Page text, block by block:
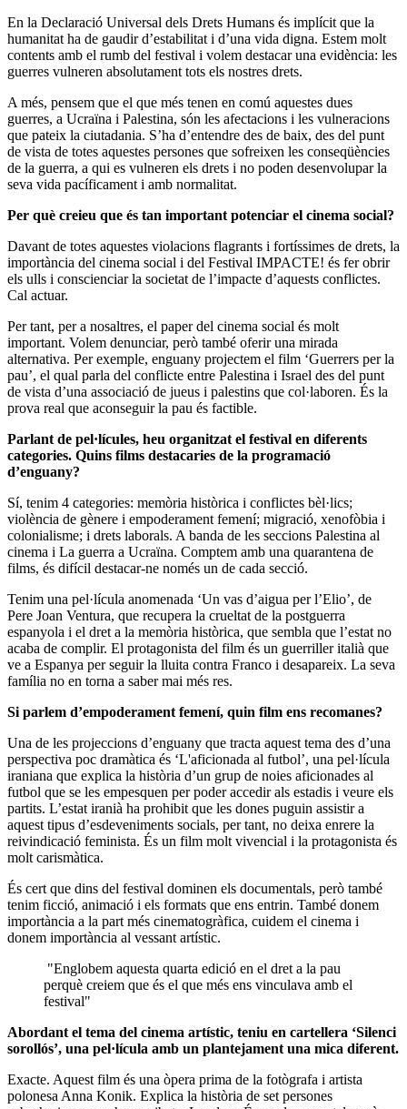
En la Declaració Universal dels Drets Humans és implícit que la
humanitat ha de gaudir d’estabilitat i d’una vida digna. Estem molt
contents amb el rumb del festival i volem destacar una evidència: les
guerres vulneren absolutament tots els nostres drets.
A més, pensem que el que més tenen en comú aquestes dues
guerres, a Ucraïna i Palestina, són les afectacions i les vulneracions
que pateix la ciutadania. S’ha d’entendre des de baix, des del punt
de vista de totes aquestes persones que sofreixen les conseqüències
de la guerra, a qui es vulneren els drets i no poden desenvolupar la
seva vida pacíficament i amb normalitat.
Per què creieu que és tan important potenciar el cinema social?
Davant de totes aquestes violacions flagrants i fortíssimes de drets, la
importància del cinema social i del Festival IMPACTE! és fer obrir
els ulls i conscienciar la societat de l’impacte d’aquests conflictes.
Cal actuar.
Per tant, per a nosaltres, el paper del cinema social és molt
important. Volem denunciar, però també oferir una mirada
alternativa. Per exemple, enguany projectem el film ‘Guerrers per la
pau’, el qual parla del conflicte entre Palestina i Israel des del punt
de vista d’una associació de jueus i palestins que col·laboren. És la
prova real que aconseguir la pau és factible.
Parlant de pel·lícules, heu organitzat el festival en diferents
categories. Quins films destacaries de la programació
d’enguany?
Sí, tenim 4 categories: memòria històrica i conflictes bèl·lics;
violència de gènere i empoderament femení; migració, xenofòbia i
colonialisme; i drets laborals. A banda de les seccions Palestina al
cinema i La guerra a Ucraïna. Comptem amb una quarantena de
films, és difícil destacar-ne només un de cada secció.
Tenim una pel·lícula anomenada ‘Un vas d’aigua per l’Elio’, de
Pere Joan Ventura, que recupera la crueltat de la postguerra
espanyola i el dret a la memòria històrica, que sembla que l’estat no
acaba de complir. El protagonista del film és un guerriller italià que
ve a Espanya per seguir la lluita contra Franco i desapareix. La seva
família no en torna a saber mai més res.
Si parlem d’empoderament femení, quin film ens recomanes?
Una de les projeccions d’enguany que tracta aquest tema des d’una
perspectiva poc dramàtica és ‘L'aficionada al futbol’, una pel·lícula
iraniana que explica la història d’un grup de noies aficionades al
futbol que se les empesquen per poder accedir als estadis i veure els
partits. L’estat iranià ha prohibit que les dones puguin assistir a
aquest tipus d’esdeveniments socials, per tant, no deixa enrere la
reivindicació feminista. És un film molt vivencial i la protagonista és
molt carismàtica.
És cert que dins del festival dominen els documentals, però també
tenim ficció, animació i els formats que ens entrin. També donem
importància a la part més cinematogràfica, cuidem el cinema i
donem importància al vessant artístic.
"Englobem aquesta quarta edició en el dret a la pau
perquè creiem que és el que més ens vinculava amb el
festival"
Abordant el tema del cinema artístic, teniu en cartellera ‘Silenci
sorollós’, una pel·lícula amb un plantejament una mica diferent.
Exacte. Aquest film és una òpera prima de la fotògrafa i artista
polonesa Anna Konik. Explica la història de set persones